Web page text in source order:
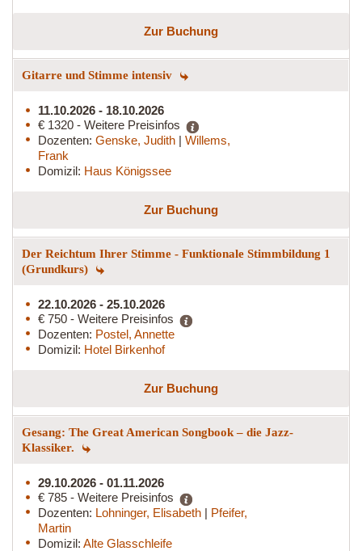
Zur Buchung
Gitarre und Stimme intensiv
11.10.2026 - 18.10.2026
€ 1320 - Weitere Preisinfos
Dozenten: Genske, Judith | Willems,
Frank
Domizil: Haus Königssee
Zur Buchung
Der Reichtum Ihrer Stimme - Funktionale Stimmbildung 1
(Grundkurs)
22.10.2026 - 25.10.2026
€ 750 - Weitere Preisinfos
Dozenten: Postel, Annette
Domizil: Hotel Birkenhof
Zur Buchung
Gesang: The Great American Songbook – die Jazz-
Klassiker.
29.10.2026 - 01.11.2026
€ 785 - Weitere Preisinfos
Dozenten: Lohninger, Elisabeth | Pfeifer,
Martin
Domizil: Alte Glasschleife